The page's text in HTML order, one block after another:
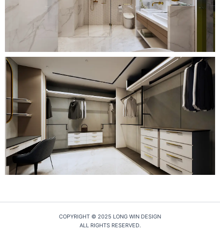
COPYRIGHT © 2025 LONG WIN DESIGN
ALL RIGHTS RESERVED.